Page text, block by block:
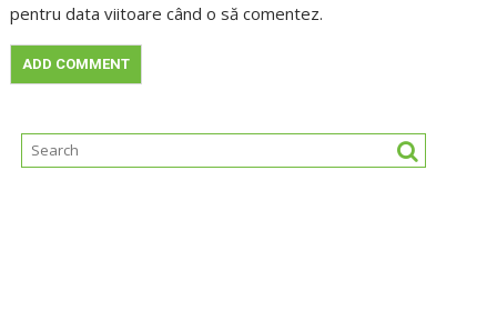
pentru data viitoare când o să comentez.